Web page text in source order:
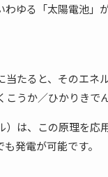
ゆる「太陽電池」
当たると、そのエネ
うか／ひかりきで
）は、この原理を応
発電が可能です。